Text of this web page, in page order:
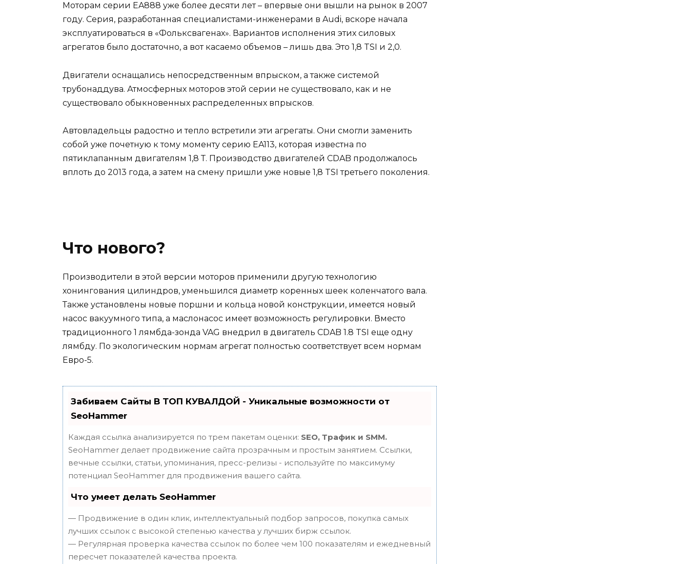
Моторам серии EA888 уже более десяти лет – впервые они вышли на рынок в 2007
году. Серия, разработанная специалистами-инженерами в Audi, вскоре начала
эксплуатироваться в «Фольксвагенах». Вариантов исполнения этих силовых
агрегатов было достаточно, а вот касаемо объемов – лишь два. Это 1,8 TSI и 2,0.
Двигатели оснащались непосредственным впрыском, а также системой
трубонаддува. Атмосферных моторов этой серии не существовало, как и не
существовало обыкновенных распределенных впрысков.
Автовладельцы радостно и тепло встретили эти агрегаты. Они смогли заменить
собой уже почетную к тому моменту серию EA113, которая известна по
пятиклапанным двигателям 1,8 Т. Производство двигателей CDAB продолжалось
вплоть до 2013 года, а затем на смену пришли уже новые 1,8 TSI третьего поколения.
Что нового?
Производители в этой версии моторов применили другую технологию
хонингования цилиндров, уменьшился диаметр коренных шеек коленчатого вала.
Также установлены новые поршни и кольца новой конструкции, имеется новый
насос вакуумного типа, а маслонасос имеет возможность регулировки. Вместо
традиционного 1 лямбда-зонда VAG внедрил в двигатель CDAB 1.8 TSI еще одну
лямбду. По экологическим нормам агрегат полностью соответствует всем нормам
Евро-5.
Забиваем Сайты В ТОП КУВАЛДОЙ - Уникальные возможности от
SeoHammer
Каждая ссылка анализируется по трем пакетам оценки: SEO, Трафик и SMM.
SeoHammer делает продвижение сайта прозрачным и простым занятием. Ссылки,
вечные ссылки, статьи, упоминания, пресс-релизы - используйте по максимуму
потенциал SeoHammer для продвижения вашего сайта.
Что умеет делать SeoHammer
— Продвижение в один клик, интеллектуальный подбор запросов, покупка самых
лучших ссылок с высокой степенью качества у лучших бирж ссылок.
— Регулярная проверка качества ссылок по более чем 100 показателям и ежедневный
пересчет показателей качества проекта.